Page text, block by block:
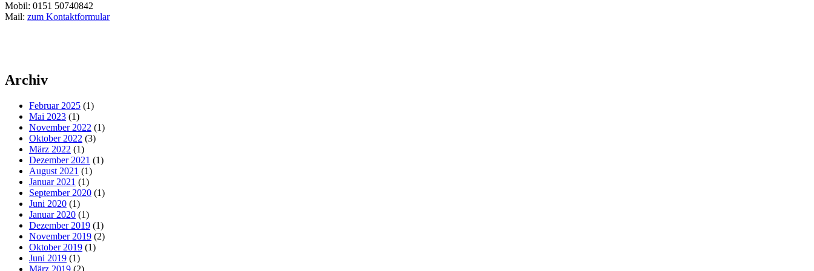
Mobil: 0151 50740842
Mail: zum Kontaktformular
Archiv
Februar 2025 (1)
Mai 2023 (1)
November 2022 (1)
Oktober 2022 (3)
März 2022 (1)
Dezember 2021 (1)
August 2021 (1)
Januar 2021 (1)
September 2020 (1)
Juni 2020 (1)
Januar 2020 (1)
Dezember 2019 (1)
November 2019 (2)
Oktober 2019 (1)
Juni 2019 (1)